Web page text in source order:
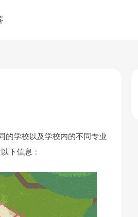
的学校以及学校内的不同专业
下信息：